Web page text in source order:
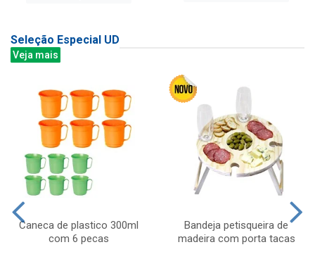
Seleção Especial UD
Veja mais
Caneca de plastico 300ml
com 6 pecas
Bandeja petisqueira de
madeira com porta tacas